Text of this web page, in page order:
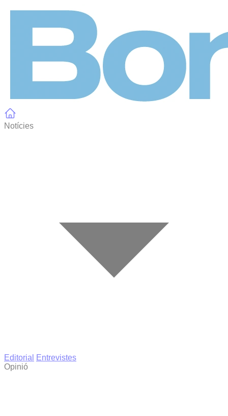
Notícies
Editorial
Entrevistes
Opinió